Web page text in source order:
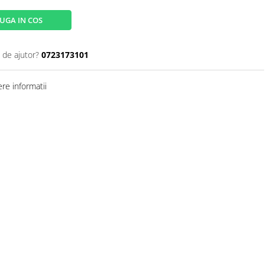
IN COS
de ajutor? 0723173101
informatii